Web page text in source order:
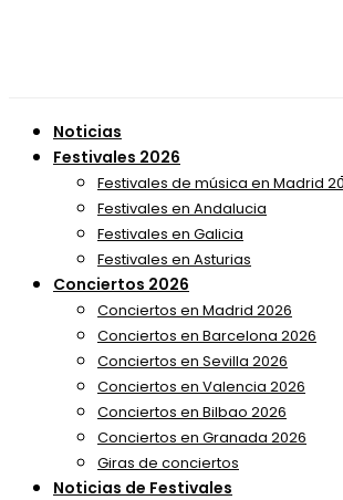
Noticias
Festivales 2026
Festivales de música en Madrid
Festivales en Andalucia
Festivales en Galicia
Festivales en Asturias
Conciertos 2026
Conciertos en Madrid 2026
Conciertos en Barcelona 2026
Conciertos en Sevilla 2026
Conciertos en Valencia 2026
Conciertos en Bilbao 2026
Conciertos en Granada 2026
Giras de conciertos
Noticias de Festivales